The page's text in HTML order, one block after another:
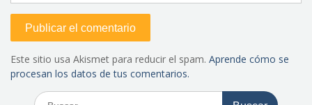
Este sitio usa Akismet para reducir el spam. Aprende cómo se
procesan los datos de tus comentarios.
Buscar: